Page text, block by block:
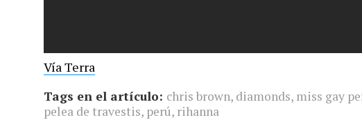
Vía Terra
Tags en el artículo: chris brown, diamonds, miss gay
pelea de travestis, perú, rihanna